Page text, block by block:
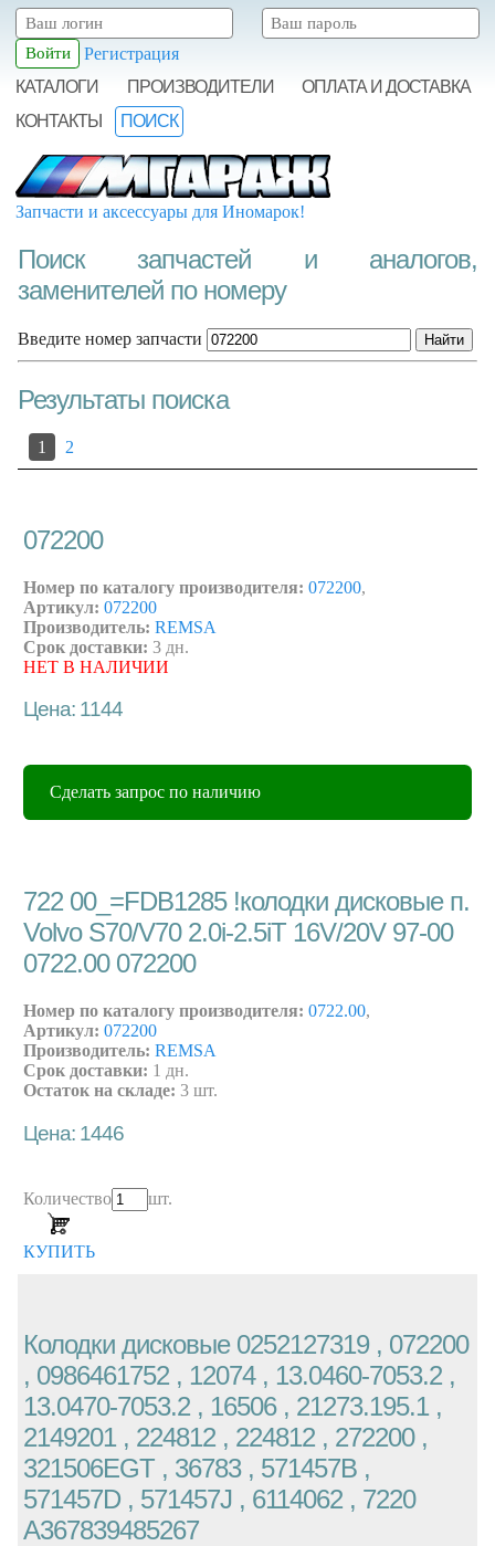
Регистрация
КАТАЛОГИ
ПРОИЗВОДИТЕЛИ
ОПЛАТА И ДОСТАВКА
КОНТАКТЫ
ПОИСК
Запчасти и аксессуары для Иномарок!
Поиск запчастей и аналогов,
заменителей по номеру
Введите номер запчасти
Результаты поиска
1 2
072200
Номер по каталогу производителя: 072200,
Артикул: 072200
Производитель: REMSA
Срок доставки: 3 дн.
НЕТ В НАЛИЧИИ
Цена: 1144
Сделать запрос по наличию
722 00_=FDB1285 !колодки дисковые п.
Volvo S70/V70 2.0i-2.5iT 16V/20V 97-00
0722.00 072200
Номер по каталогу производителя: 0722.00,
Артикул: 072200
Производитель: REMSA
Срок доставки: 1 дн.
Остаток на складе: 3 шт.
Цена: 1446
Количество шт.
КУПИТЬ
Колодки дисковые 0252127319 , 072200
, 0986461752 , 12074 , 13.0460-7053.2 ,
13.0470-7053.2 , 16506 , 21273.195.1 ,
2149201 , 224812 , 224812 , 272200 ,
321506EGT , 36783 , 571457B ,
571457D , 571457J , 6114062 , 7220
A367839485267